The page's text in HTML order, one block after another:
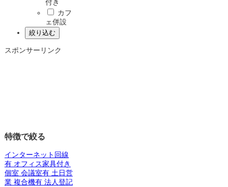
付き
カフ
ェ併設
スポンサーリンク
特徴で絞る
インターネット回線
有オフィス家具付き
個室 会議室有土日営
業複合機有法人登記